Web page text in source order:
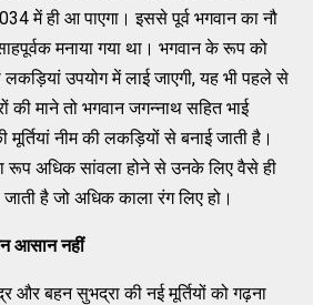
में ही आ पाएगा। इससे पूर्व भगवान का नौ
मनाया गया था। भगवान के रूप को
उपयोग में लाई जाएगी, यह भी पहले से
की माने तो भगवान जगन्नाथ सहित भाई
नीम की लकड़ियों से बनाई जाती है।
रूप अधिक सांवला होने से उनके लिए वैसे ही
है जो अधिक काला रंग लिए हो।
आसान नहीं
और बहन सुभद्रा की नई मूर्तियों को गढ़ना